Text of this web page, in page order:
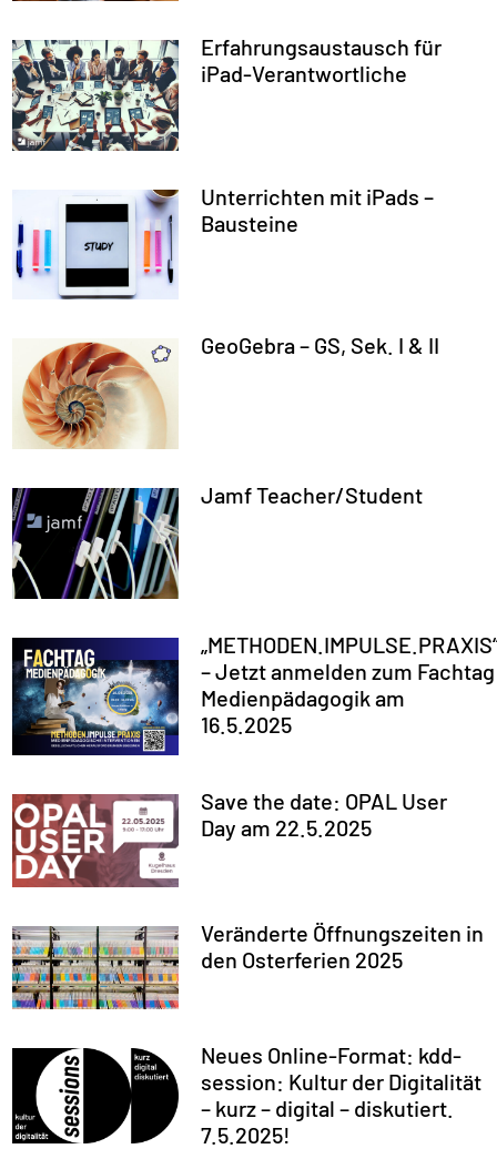
Erfahrungsaustausch für
iPad-Verantwortliche
Unterrichten mit iPads –
Bausteine
GeoGebra – GS, Sek. I & II
Jamf Teacher/Student
– Jetzt anmelden zum Fachtag
Medienpädagogik am
16.5.2025
Save the date: OPAL User
Day am 22.5.2025
Veränderte Öffnungszeiten in
den Osterferien 2025
Neues Online-Format: kdd-
session: Kultur der Digitalität
– kurz – digital – diskutiert.
7.5.2025!